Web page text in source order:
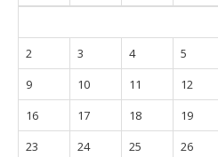
2
3 4 5
9
10 11 12
16
17 18 19
23
24 25 26